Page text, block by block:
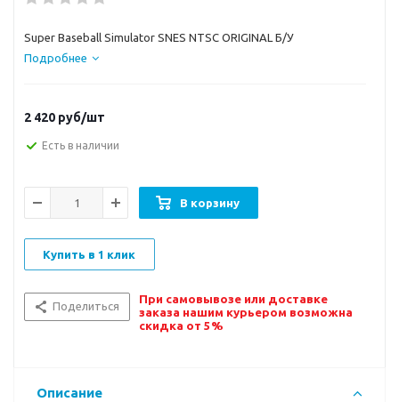
Super Baseball Simulator SNES NTSC ORIGINAL Б/У
Подробнее
2 420 руб/шт
Есть в наличии
В корзину
Купить в 1 клик
Поделиться
При самовывозе или доставке
заказа нашим курьером возможна
скидка от 5%
Описание